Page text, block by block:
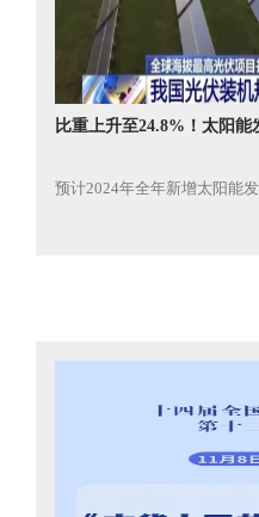
比重上升至24.8%！太阳
预计2024年全年新增太阳能